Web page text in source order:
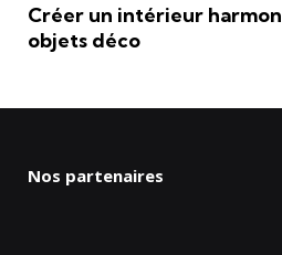
Créer un intérieur
objets déco
Nos partenaires